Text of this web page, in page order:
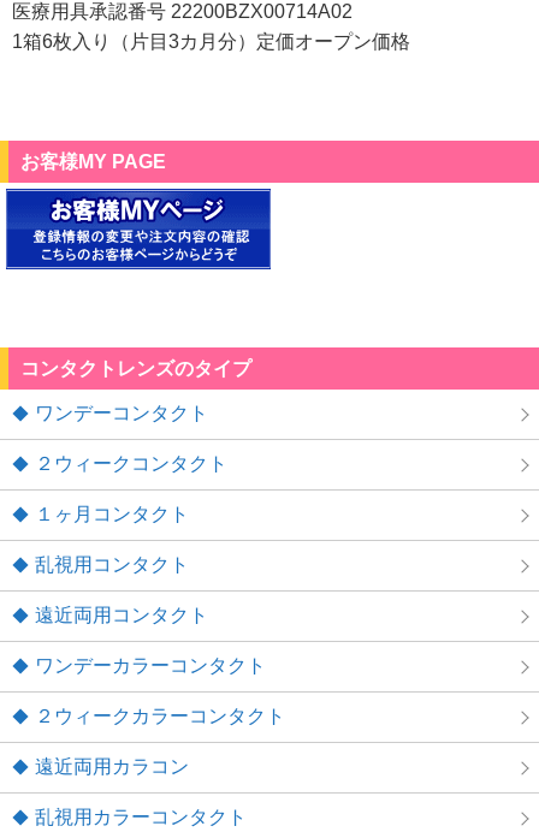
医療用具承認番号 22200BZX00714A02
1箱6枚入り（片目3カ月分）定価オープン価格
お客様MY PAGE
コンタクトレンズのタイプ
ワンデーコンタクト
２ウィークコンタクト
１ヶ月コンタクト
乱視用コンタクト
遠近両用コンタクト
ワンデーカラーコンタクト
２ウィークカラーコンタクト
遠近両用カラコン
乱視用カラーコンタクト